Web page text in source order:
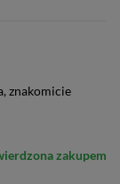
znakomicie
zakupem